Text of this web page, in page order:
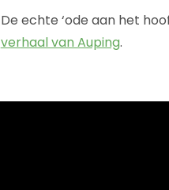
De echte ‘ode aan het
verhaal van Auping.